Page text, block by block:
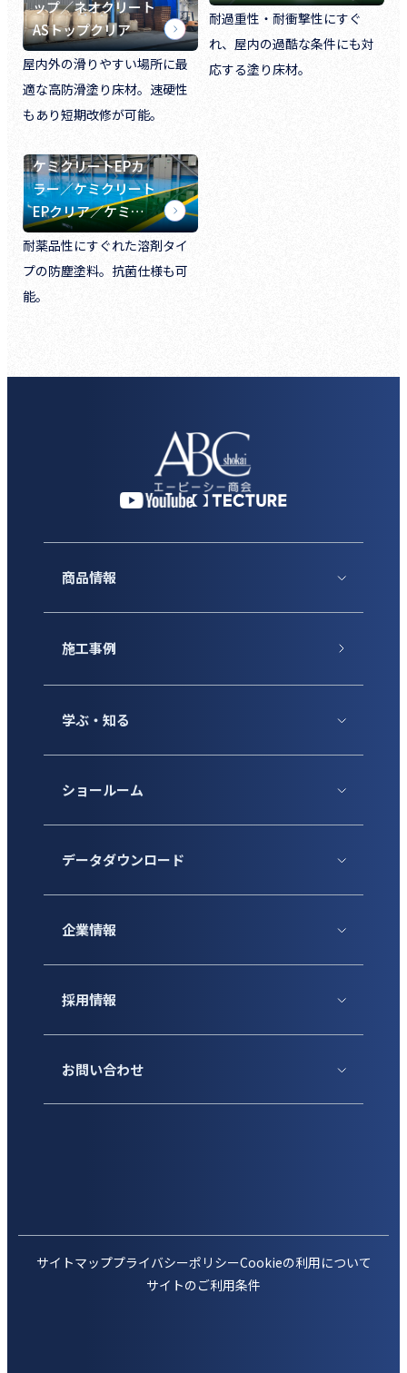
ップ／ネオクリート
ASトップクリア
屋内外の滑りやすい場所に最
適な高防滑塗り床材。速硬性
もあり短期改修が可能。
耐過重性・耐衝撃性にすぐ
れ、屋内の過酷な条件にも対
応する塗り床材。
ケミクリートEPカ
ラー／ケミクリート
EPクリア／ケミ…
耐薬品性にすぐれた溶剤タイ
プの防塵塗料。抗菌仕様も可
能。
商品情報
施工事例
学ぶ・知る
ショールーム
データダウンロード
企業情報
採用情報
お問い合わせ
サイトマッププライバシーポリシーCookieの利用について
サイトのご利用条件